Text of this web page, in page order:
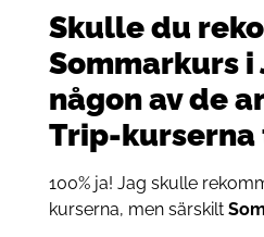
Skulle du
Sommarkurs
någon av de
Trip-
100% ja! Jag skulle
kurserna, men särskilt